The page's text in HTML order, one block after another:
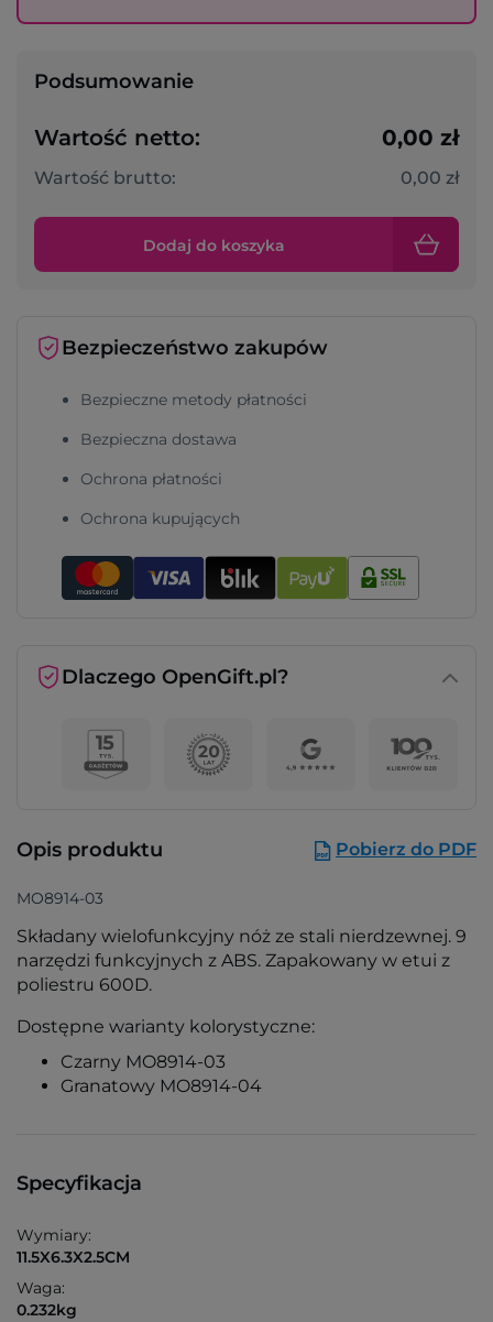
Podsumowanie
Wartość netto: 0,00 zł
Wartość brutto: 0,00 zł
Dodaj do koszyka
Bezpieczeństwo zakupów
Bezpieczne metody płatności
Bezpieczna dostawa
Ochrona płatności
Ochrona kupujących
Dlaczego OpenGift.pl?
Opis produktu Pobierz do PDF
MO8914-03
Składany wielofunkcyjny nóż ze stali nierdzewnej. 9
narzędzi funkcyjnych z ABS. Zapakowany w etui z
poliestru 600D.
Dostępne warianty kolorystyczne:
Czarny MO8914-03
Granatowy MO8914-04
Specyfikacja
Wymiary:
11.5X6.3X2.5CM
Waga:
0.232kg